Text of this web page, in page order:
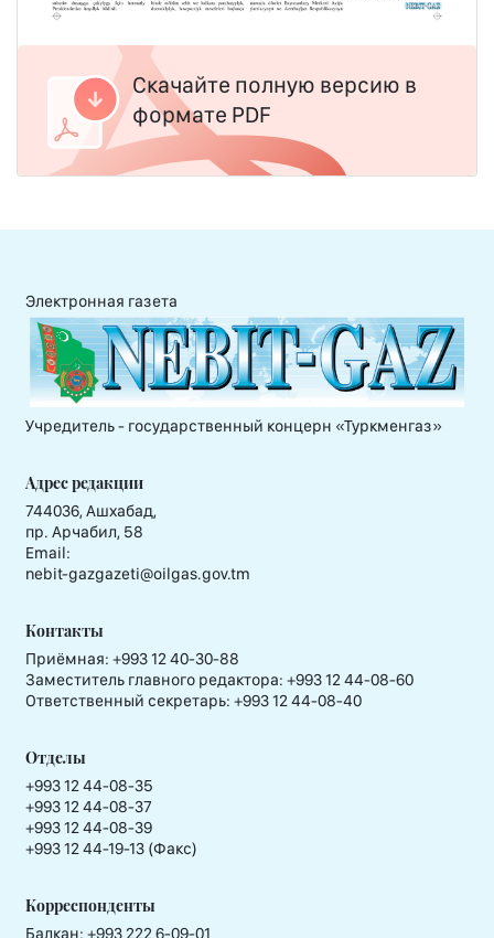
Скачайте полную версию в
формате PDF
Электронная газета
Учредитель - государственный концерн «Туркменгаз»
Адрес редакции
744036, Ашхабад,
пр. Арчабил, 58
Email:
nebit-gazgazeti@oilgas.gov.tm
Контакты
Приёмная: +993 12 40-30-88
Заместитель главного редактора: +993 12 44-08-60
Ответственный секретарь: +993 12 44-08-40
Отделы
+993 12 44-08-35
+993 12 44-08-37
+993 12 44-08-39
+993 12 44-19-13 (Факс)
Корреспонденты
Балкан: +993 222 6-09-01